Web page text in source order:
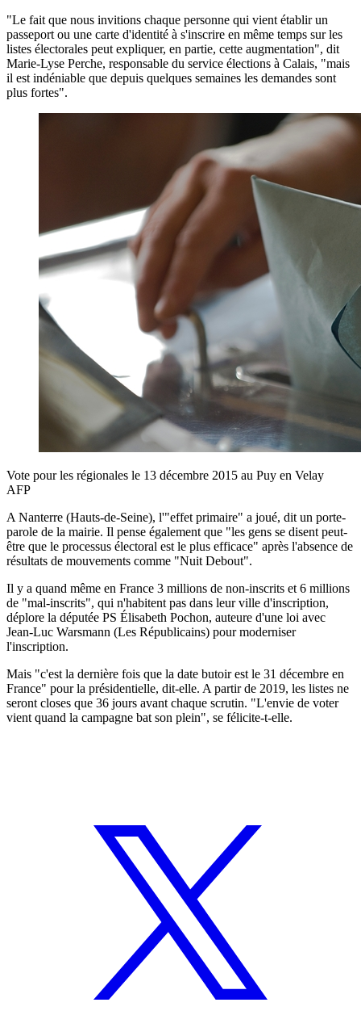
"Le fait que nous invitions chaque personne qui vient établir un
passeport ou une carte d'identité à s'inscrire en même temps sur les
listes électorales peut expliquer, en partie, cette augmentation", dit
Marie-Lyse Perche, responsable du service élections à Calais, "mais
il est indéniable que depuis quelques semaines les demandes sont
plus fortes".
Vote pour les régionales le 13 décembre 2015 au Puy en Velay
AFP
A Nanterre (Hauts-de-Seine), l'"effet primaire" a joué, dit un porte-
parole de la mairie. Il pense également que "les gens se disent peut-
être que le processus électoral est le plus efficace" après l'absence de
résultats de mouvements comme "Nuit Debout".
Il y a quand même en France 3 millions de non-inscrits et 6 millions
de "mal-inscrits", qui n'habitent pas dans leur ville d'inscription,
déplore la députée PS Élisabeth Pochon, auteure d'une loi avec
Jean-Luc Warsmann (Les Républicains) pour moderniser
l'inscription.
Mais "c'est la dernière fois que la date butoir est le 31 décembre en
France" pour la présidentielle, dit-elle. A partir de 2019, les listes ne
seront closes que 36 jours avant chaque scrutin. "L'envie de voter
vient quand la campagne bat son plein", se félicite-t-elle.